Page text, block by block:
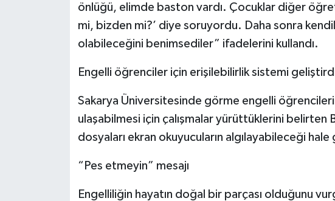
önlüğü, elimde baston vardı. Çocuklar diğer
mi, bizden mi?’ diye soruyordu. Daha sonra
olabileceğini benimsediler” ifadelerini kullandı.
Engelli öğrenciler için erişilebilirlik sistemi
Sakarya Üniversitesinde görme engelli
ulaşabilmesi için çalışmalar yürüttüklerini belirten
dosyaları ekran okuyucuların algılayabileceği
“Pes etmeyin” mesajı
Engelliliğin hayatın doğal bir parçası olduğunu